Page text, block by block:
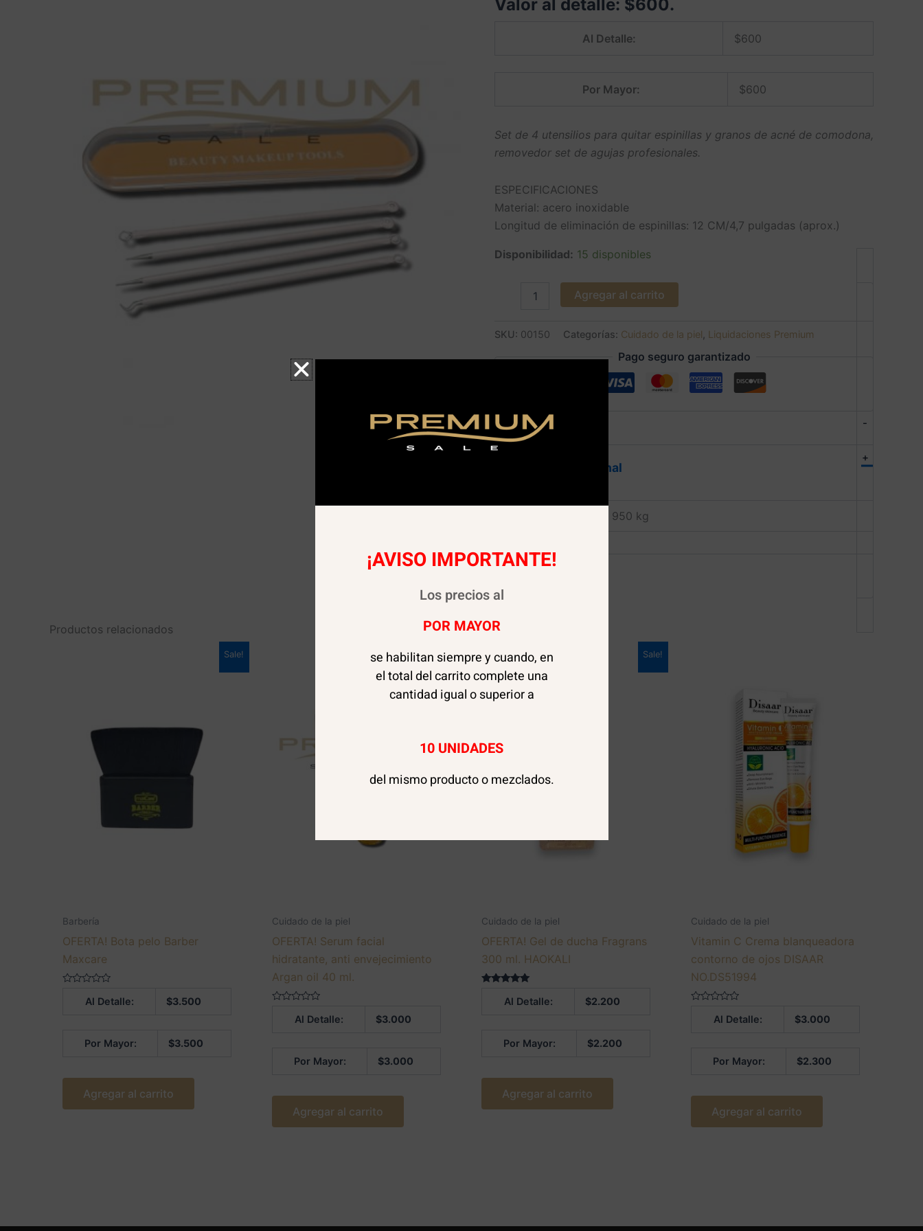
5.00
sobre
Valor al detalle: $600.
Al Detalle: $600
Por Mayor: $600
Set de 4 utensilios para quitar espinillas y granos de acné de comodona,
removedor set de agujas profesionales.
ESPECIFICACIONES
Material: acero inoxidable
Longitud de eliminación de espinillas: 12 CM/4,7 pulgadas (aprox.)
Disponibilidad: 15 disponibles
-
+
Agregar al carrito
SKU: 00150 Categorías: Cuidado de la piel Liquidaciones Premium
Pago seguro garantizado
Información adicional
950 kg
Productos relacionados
Sale!
Barbería
OFERTA! Bota pelo Barber
Maxcare
Al Detalle: $3.500
Por Mayor: $3.500
Agregar al carrito
Sale!
Cuidado de la piel
OFERTA! Serum facial
hidratante, anti envejecimiento
Argan oil 40 ml.
Al Detalle: $3.000
Por Mayor: $3.000
Agregar al carrito
Sale!
Cuidado de la piel
OFERTA! Gel de ducha Fragrans
300 ml. HAOKALI
Al Detalle: $2.200
Por Mayor: $2.200
Agregar al carrito
Cuidado de la piel
Vitamin C Crema blanqueadora
contorno de ojos DISAAR
NO.DS51994
Al Detalle: $3.000
Por Mayor: $2.300
Agregar al carrito
¡AVISO IMPORTANTE!
Los precios al
POR MAYOR
se habilitan siempre y cuando, en
el total del carrito complete una
cantidad igual o superior a
10 UNIDADES
del mismo producto o mezclados.